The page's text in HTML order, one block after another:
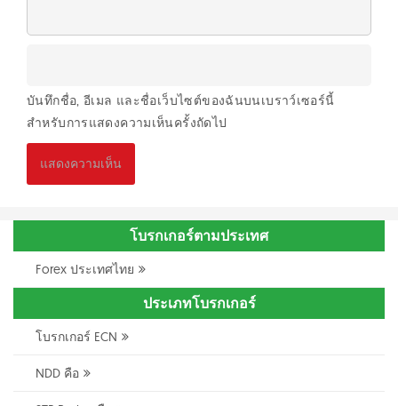
บันทึกชื่อ, อีเมล และชื่อเว็บไซต์ของฉันบนเบราว์เซอร์นี้
สำหรับการแสดงความเห็นครั้งถัดไป
โบรกเกอร์ตามประเทศ
Forex ประเทศไทย
ประเภทโบรกเกอร์
โบรกเกอร์ ECN
NDD คือ